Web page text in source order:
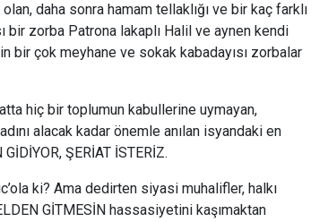
daha sonra hamam tellaklığı ve bir kaç farklı
bir zorba Patrona lakaplı Halil ve aynen kendi
bir çok meyhane ve sokak kabadayısı zorbalar
bir toplumun kabullerine uymayan,
alacak kadar önemle anılan isyandaki en
ŞERİAT İSTERİZ.
ki? Ama dedirten siyasi muhalifler, halkı
GİTMESİN hassasiyetini kaşımaktan